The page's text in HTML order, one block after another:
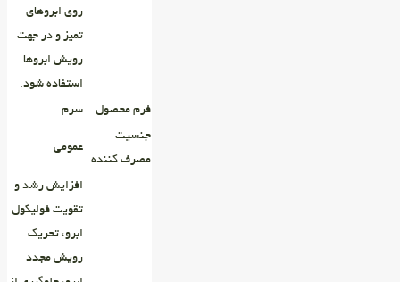
روی ابروهای
تمیز و در جهت
رویش ابروها
استفاده شود.
فرم محصول
سرم
جنسیت
مصرف کننده
عمومی
افزایش رشد و
تقویت فولیکول
ابرو، تحریک
رویش مجدد